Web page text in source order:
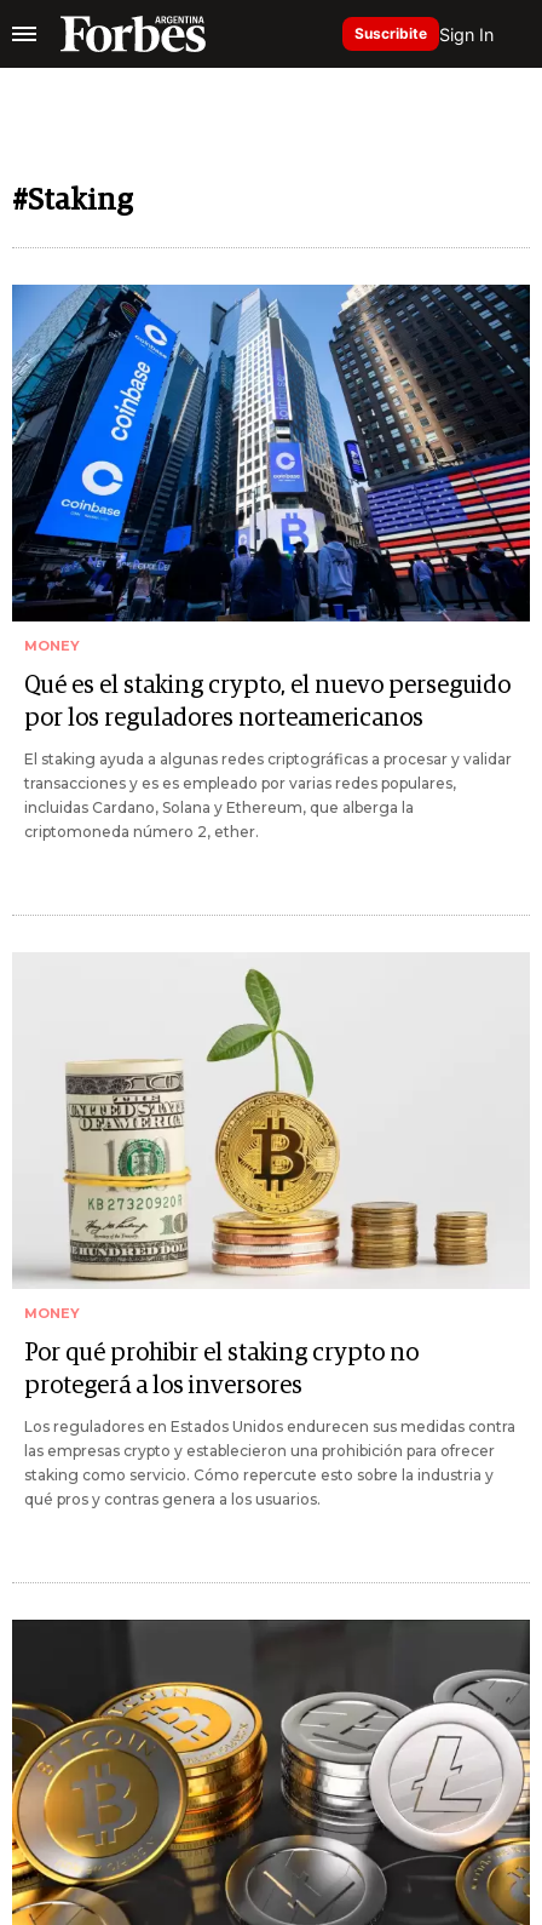
Suscribite Sign In
#Staking
MONEY
Qué es el staking crypto, el nuevo perseguido
por los reguladores norteamericanos
El staking ayuda a algunas redes criptográficas a procesar y validar
transacciones y es es empleado por varias redes populares,
incluidas Cardano, Solana y Ethereum, que alberga la
criptomoneda número 2, ether.
MONEY
Por qué prohibir el staking crypto no
protegerá a los inversores
Los reguladores en Estados Unidos endurecen sus medidas contra
las empresas crypto y establecieron una prohibición para ofrecer
staking como servicio. Cómo repercute esto sobre la industria y
qué pros y contras genera a los usuarios.